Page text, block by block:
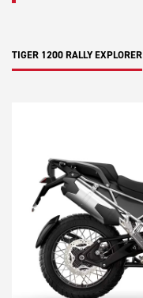
TIGER 1200 RALLY EXPLORER